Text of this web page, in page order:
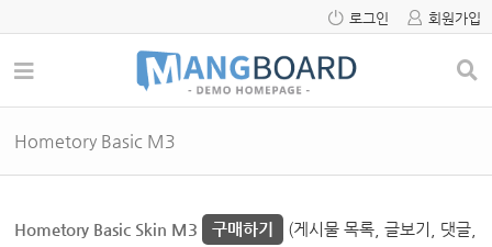
로그인 회원가입
Hometory Basic M3
Hometory Basic Skin M3 구매하기
(게시물 목록, 글보기, 댓글,